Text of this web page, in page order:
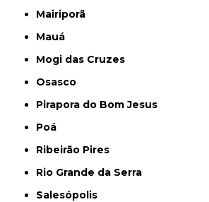
Mairiporã
Mauá
Mogi das Cruzes
Osasco
Pirapora do Bom Jesus
Poá
Ribeirão Pires
Rio Grande da Serra
Salesópolis